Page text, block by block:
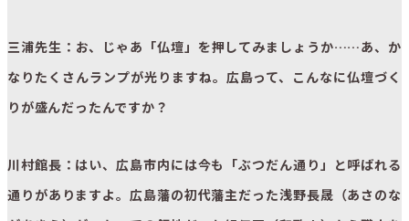
三浦先生：お、じゃあ「仏壇」を押してみましょうか……あ、か
なりたくさんランプが光りますね。広島って、こんなに仏壇づく
りが盛んだったんですか？
川村館長：はい、広島市内には今も「ぶつだん通り」と呼ばれる
通りがありますよ。広島藩の初代藩主だった浅野長晟（あさのな